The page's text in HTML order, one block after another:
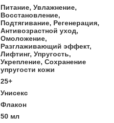
Питание, Увлажнение,
Восстановление,
Подтягивание, Регенерация,
Антивозрастной уход,
Омоложение,
Разглаживающий эффект,
Лифтинг, Упругость,
Укрепление, Сохранение
упругости кожи
25+
Унисекс
Флакон
50 мл